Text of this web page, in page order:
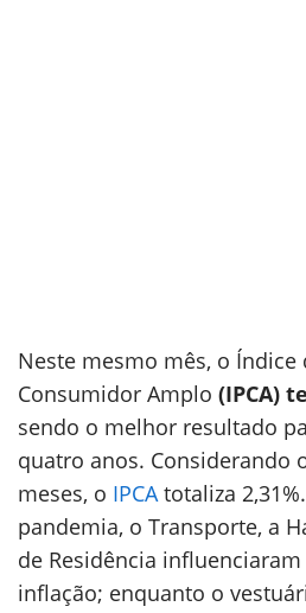
Neste mesmo mês, o Índice
Consumidor Amplo (IPCA)
sendo o melhor resultado
quatro anos. Considerando
meses, o IPCA totaliza
pandemia, o Transporte, a
de Residência
inflação; enquanto o